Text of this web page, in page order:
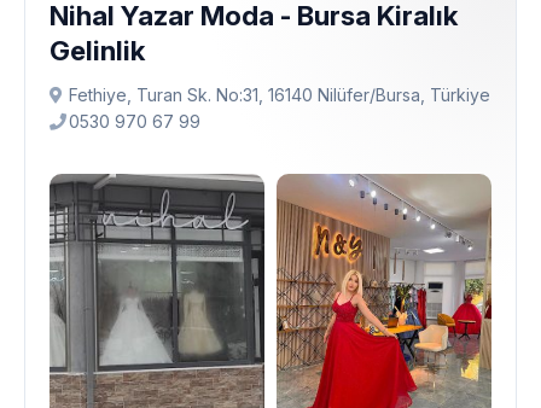
Nihal Yazar Moda - Bursa Kiralık
Gelinlik
Fethiye, Turan Sk. No:31, 16140 Ni̇lüfer/Bursa, Türkiye
0530 970 67 99